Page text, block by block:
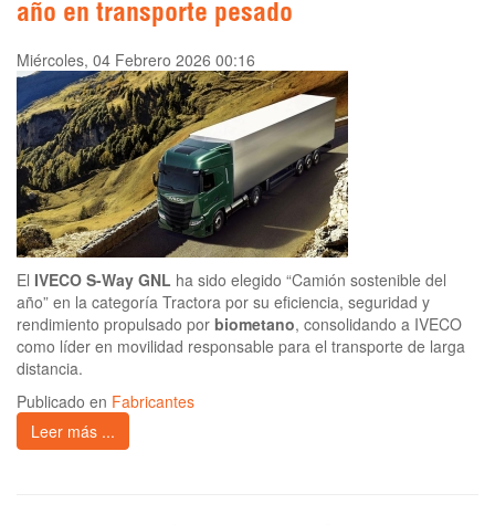
año en transporte pesado
Miércoles, 04 Febrero 2026 00:16
El IVECO S-Way GNL ha sido elegido “Camión sostenible del
año” en la categoría Tractora por su eficiencia, seguridad y
rendimiento propulsado por biometano, consolidando a IVECO
como líder en movilidad responsable para el transporte de larga
distancia.
Publicado en Fabricantes
Leer más ...